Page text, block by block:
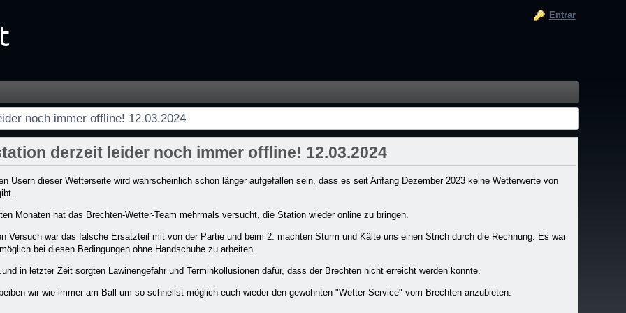
offline! 12.03.2024 - Startseite
Entrar
noch immer offline! 12.03.2024
derzeit leider noch immer offline! 12.03.2024
Usern dieser Wetterseite wird wahrscheinlich schon länger aufgefallen sein, dass es seit Anfang Dezember 2023 keine Wetterwerte von
Monaten hat das Brechten-Wetter-Team mehrmals versucht, die Station wieder online zu bringen.
Versuch war das falsche Ersatzteil mit von der Partie und beim 2. machten Sturm und Kälte uns einen Strich durch die Rechnung. Es war
bei diesen Bedingungen ohne Handschuhe zu arbeiten.
in letzter Zeit sorgten Lawinengefahr und Terminkollusionen dafür, dass der Brechten nicht erreicht werden konnte.
wir wie immer am Ball um so schnellst möglich euch wieder den gewohnten "Wetter-Service" vom Brechten anzubieten.